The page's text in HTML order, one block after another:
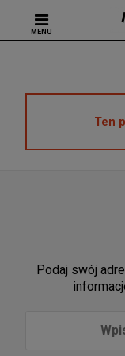
MENU
Ten
Podaj swój